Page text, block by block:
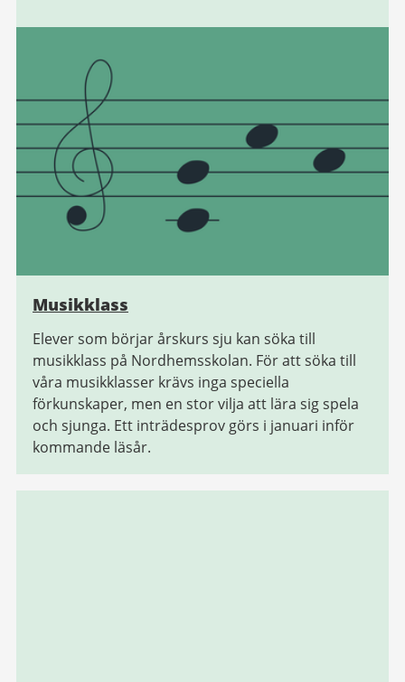
Musikklass
Elever som börjar årskurs sju kan söka till
musikklass på Nordhemsskolan. För att söka till
våra musikklasser krävs inga speciella
förkunskaper, men en stor vilja att lära sig spela
och sjunga. Ett inträdesprov görs i januari inför
kommande läsår.